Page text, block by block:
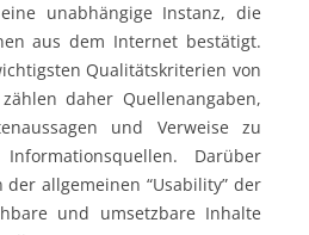
unabhängige Instanz, die
aus dem Internet bestätigt.
Qualitätskriterien von
daher Quellenangaben,
und Verweise zu
Darüber
allgemeinen “Usability” der
und umsetzbare Inhalte